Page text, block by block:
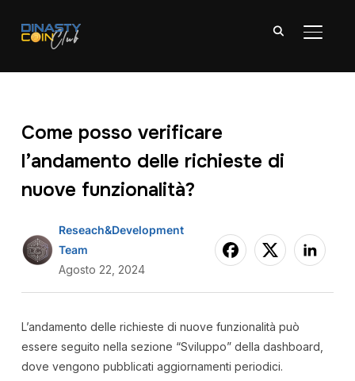
APRI/
Come posso verificare
l’andamento delle richieste di
nuove funzionalità?
Reseach&Development
Team
Agosto 22, 2024
L’andamento delle richieste di nuove funzionalità può
essere seguito nella sezione “Sviluppo” della dashboard,
dove vengono pubblicati aggiornamenti periodici.